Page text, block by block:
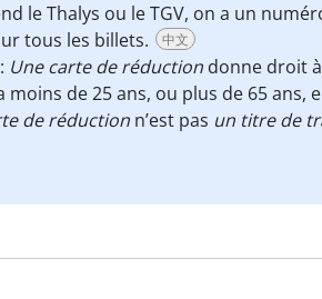
le Thalys ou le TGV, on a un
tous les billets.
中文
: Une carte de réduction donne droit
moins de 25 ans, ou plus de 65 ans,
de réduction n’est pas un titre de